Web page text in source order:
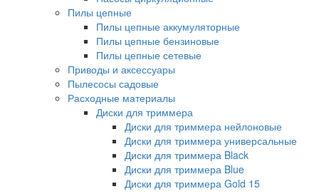
Пилы цепные
Пилы цепные аккумуляторные
Пилы цепные бензиновые
Пилы цепные сетевые
Приводы и аксессуары
Пылесосы садовые
Расходные материалы
Диски для триммера
Диски для триммера нейлоновые
Диски для триммера универсальные
Диски для триммера Black
Диски для триммера Blue
Диски для триммера Gold 15